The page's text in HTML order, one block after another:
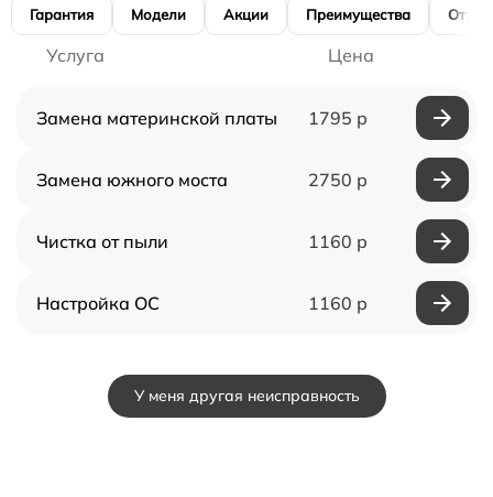
Гарантия Модели Акции Преимущества
Услуга Цена
Замена материнской платы 1795 р
Замена южного моста 2750 р
Чистка от пыли 1160 р
Настройка ОС 1160 р
У меня другая неисправность